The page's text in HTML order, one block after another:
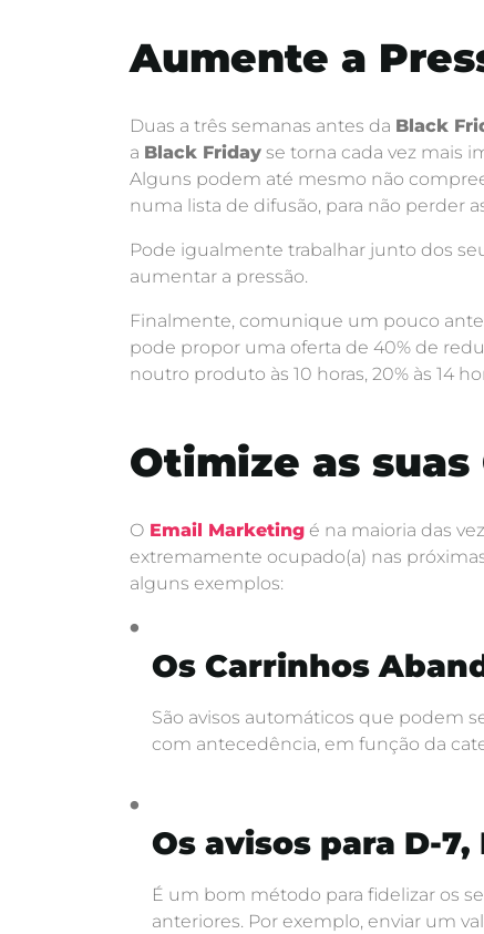
Aumente a
Duas a três semanas antes da Black
a Black Friday se torna cada vez mais
Alguns podem até mesmo não
numa lista de difusão, para não perder
Pode igualmente trabalhar junto dos
aumentar a pressão.
Finalmente, comunique um pouco
pode propor uma oferta de 40% de
noutro produto às 10 horas, 20% às 14
Otimize as
O Email Marketing é na maioria das
extremamente ocupado(a) nas
alguns exemplos:
Os Carrinhos
São avisos automáticos que podem
com antecedência, em função da
Os avisos para D-7,
É um bom método para fidelizar os
anteriores. Por exemplo, enviar um